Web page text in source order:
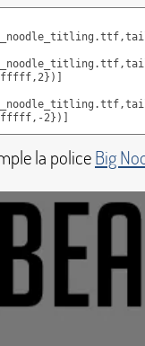
la policeBig